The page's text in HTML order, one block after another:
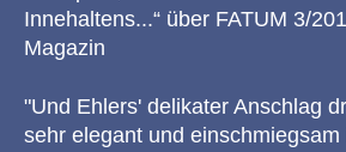
Innehaltens...“ über FATUM 3/
Magazin
"Und Ehlers' delikater Anschlag
sehr elegant und